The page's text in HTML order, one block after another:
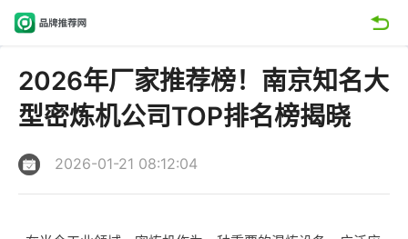
2026年厂家推荐榜！南京知名大
型密炼机公司TOP排名榜揭晓
2026-01-21 08:12:04